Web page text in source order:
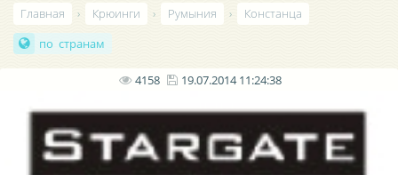
Главная › Крюинги › Румыния ›
Констанца
по странам
4158 19.07.2014 11:24:38